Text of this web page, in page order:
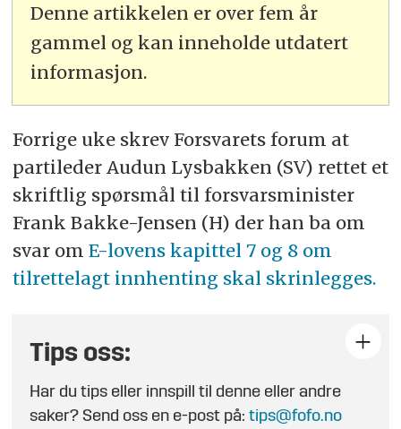
Denne artikkelen er over fem år
gammel og kan inneholde utdatert
informasjon.
Forrige uke skrev Forsvarets forum at
partileder Audun Lysbakken (SV) rettet et
skriftlig spørsmål til forsvarsminister
Frank Bakke-Jensen (H) der han ba om
svar om E-lovens kapittel 7 og 8 om
tilrettelagt innhenting skal skrinlegges.
Tips oss:
Har du tips eller innspill til denne eller andre
saker? Send oss en e-post på:tips@fofo.no